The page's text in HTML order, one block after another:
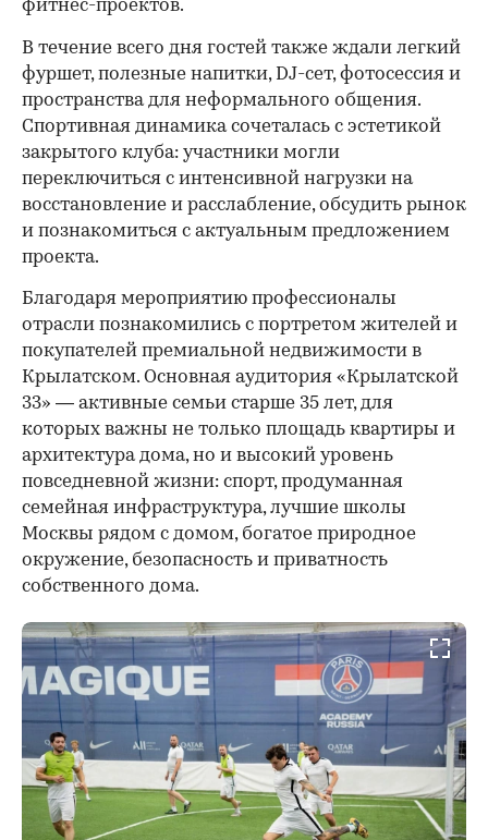
фитнес-проектов.
В течение всего дня гостей также ждали легкий
фуршет, полезные напитки, DJ-сет, фотосессия и
пространства для неформального общения.
Спортивная динамика сочеталась с эстетикой
закрытого клуба: участники могли
переключиться с интенсивной нагрузки на
восстановление и расслабление, обсудить рынок
и познакомиться с актуальным предложением
проекта.
Благодаря мероприятию профессионалы
отрасли познакомились с портретом жителей и
покупателей премиальной недвижимости в
Крылатском. Основная аудитория «Крылатской
33» — активные семьи старше 35 лет, для
которых важны не только площадь квартиры и
архитектура дома, но и высокий уровень
повседневной жизни: спорт, продуманная
семейная инфраструктура, лучшие школы
Москвы рядом с домом, богатое природное
окружение, безопасность и приватность
собственного дома.